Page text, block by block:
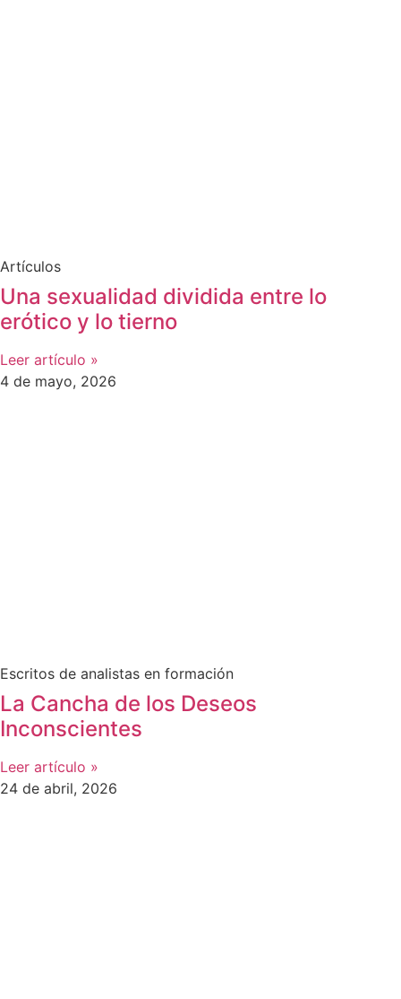
Artículos
Una sexualidad dividida entre lo
erótico y lo tierno
Leer artículo »
4 de mayo, 2026
Escritos de analistas en formación
La Cancha de los Deseos
Inconscientes
Leer artículo »
24 de abril, 2026